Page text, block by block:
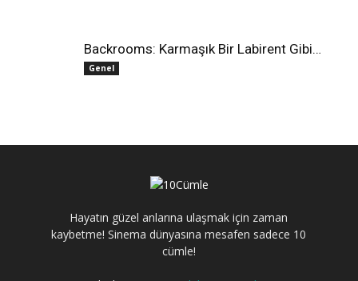
Backrooms: Karmaşık Bir Labirent Gibi…
Genel
Hayatın güzel anlarına ulaşmak için zaman
kaybetme! Sinema dünyasına mesafen sadece 10
cümle!